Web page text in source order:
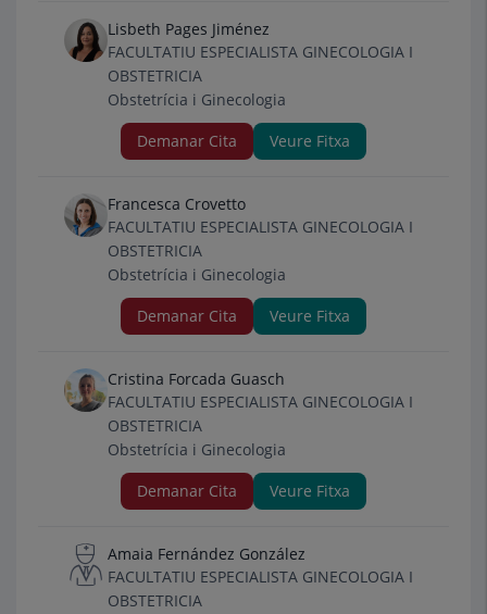
Lisbeth Pages Jiménez
FACULTATIU ESPECIALISTA GINECOLOGIA I
OBSTETRICIA
Obstetrícia i Ginecologia
Demanar Cita
Veure Fitxa
Francesca Crovetto
FACULTATIU ESPECIALISTA GINECOLOGIA I
OBSTETRICIA
Obstetrícia i Ginecologia
Demanar Cita
Veure Fitxa
Cristina Forcada Guasch
FACULTATIU ESPECIALISTA GINECOLOGIA I
OBSTETRICIA
Obstetrícia i Ginecologia
Demanar Cita
Veure Fitxa
Amaia Fernández González
FACULTATIU ESPECIALISTA GINECOLOGIA I
OBSTETRICIA